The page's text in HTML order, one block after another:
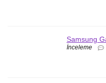
Samsung
İnceleme